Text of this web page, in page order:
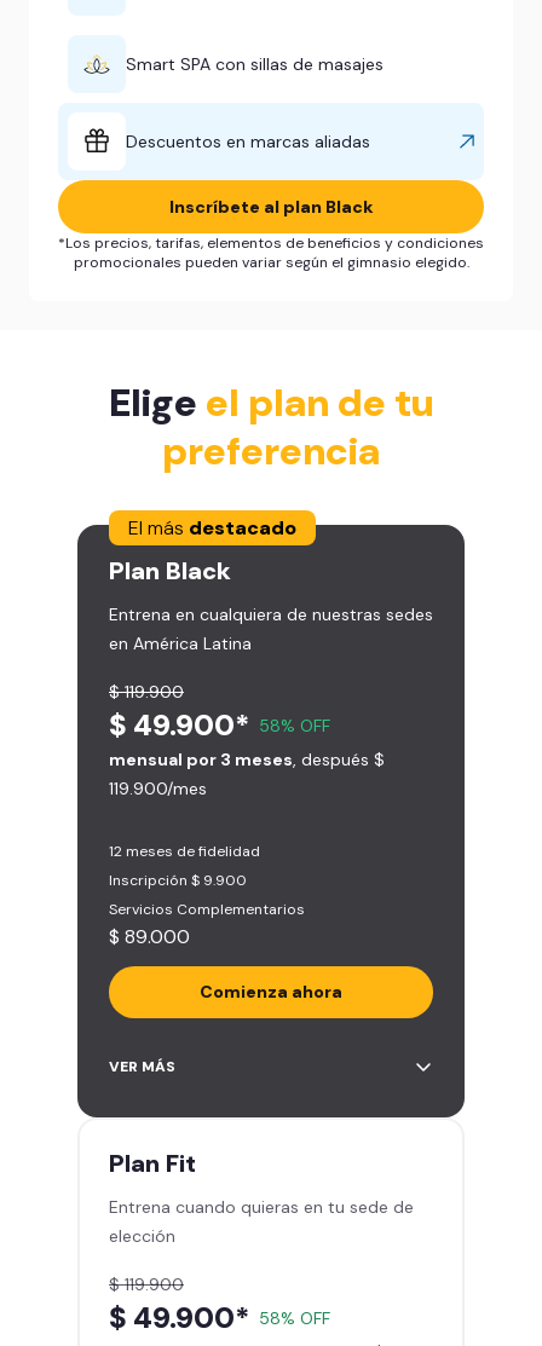
Smart SPA con sillas de masajes
Descuentos en marcas aliadas
Inscríbete al plan Black
*Los precios, tarifas, elementos de beneficios y condiciones
promocionales pueden variar según el gimnasio elegido.
Elige el plan de tu
preferencia
El más destacado
Plan Black
Entrena en cualquiera de nuestras sedes
en América Latina
$ 119.900
$ 49.900* 58% OFF
mensual por 3 meses , después $
119.900/mes
12 meses de fidelidad
Inscripción $ 9.900
Servicios Complementarios
$ 89.000
Comienza ahora
Acceso ilimitado a más de 2.000
Derecho a traer un invitado 5
Smart Spa (Relájate en los sillones
de masajes)
Descuentos especiales en marcas
Smart Fit App (Tu plan de
entrenamiento personalizado)
VER MÁS
Plan Fit
Entrena cuando quieras en tu sede de
elección
$ 119.900
$ 49.900* 58% OFF